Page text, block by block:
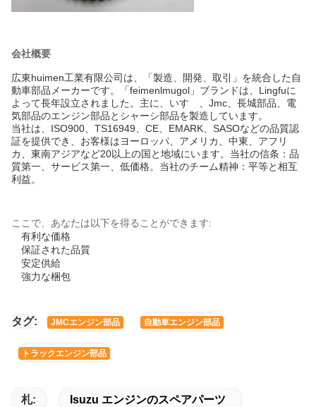
会社概要
広東huimen工業有限公司は、「製造、開発、取引」を統合した自
動車部品メーカーです。「feimenlmugol」ブランドは、Lingfuに
よって長年設立されました。主に、いすゞ、Jmc、長城部品、電
気部品のエンジン部品とシャーシ部品を製造しています。
当社は、ISO900、TS16949、CE、EMARK、SASOなどの品質認
証を提供でき、お客様はヨーロッパ、アメリカ、中東、アフリ
カ、東南アジアなど20以上の国と地域にいます。当社の信条：品
質第一、サービス第一、低価格。当社のチーム精神：平等と相互
利益。
ここで、あなたは以下を得ることができます:
有利な価格
保証された品質
安定供給
強力な梱包
タグ: JMCエンジン部品 自動車エンジン部品
トラックエンジン部品
札: Isuzu エンジンのスペアパーツ